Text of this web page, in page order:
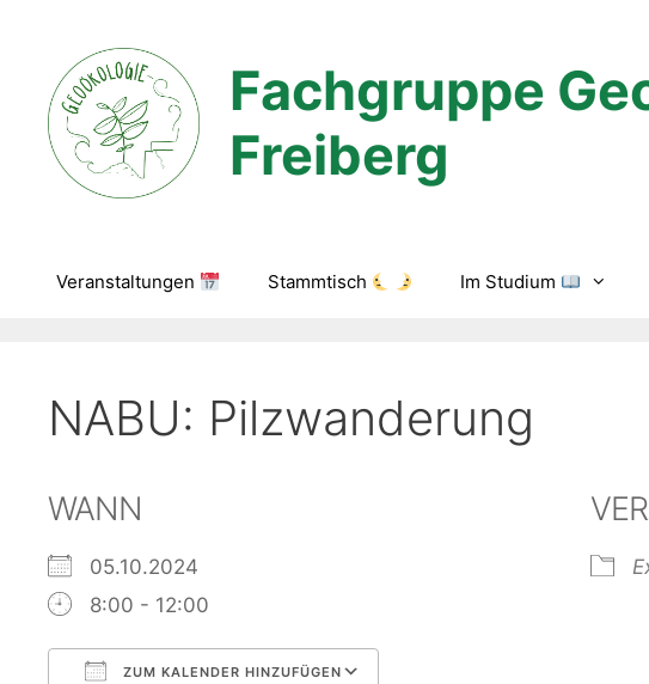
springen
Fachgruppe
Freiberg
Veranstaltungen Stammtisch Im Studium
NABU: Pilzwanderung
WANN
05.10.2024
8:00 - 12:00
ZUM KALENDER HINZUFÜGEN